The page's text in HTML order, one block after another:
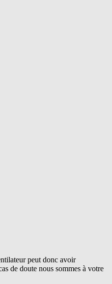
peut donc avoir
de doute nous sommes à votre